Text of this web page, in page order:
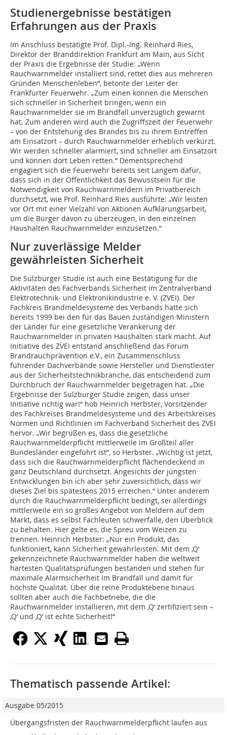
Studienergebnisse bestätigen
Erfahrungen aus der Praxis
Im Anschluss bestätigte Prof. Dipl.-Ing. Reinhard Ries,
Direktor der Branddirektion Frankfurt am Main, aus Sicht
der Praxis die Ergebnisse der Studie: „Wenn
Rauchwarnmelder installiert sind, rettet dies aus mehreren
Gründen Menschenleben“, betonte der Leiter der
Frankfurter Feuerwehr. „Zum einen können die Menschen
sich schneller in Sicherheit bringen, wenn ein
Rauchwarnmelder sie im Brandfall unverzüglich gewarnt
hat. Zum anderen wird auch die Zugriffszeit der Feuerwehr
– von der Entstehung des Brandes bis zu ihrem Eintreffen
am Einsatzort – durch Rauchwarnmelder erheblich verkürzt.
Wir werden schneller alarmiert, sind schneller am Einsatzort
und können dort Leben retten.“ Dementsprechend
engagiert sich die Feuerwehr bereits seit Langem dafür,
dass sich in der Öffentlichkeit das Bewusstsein für die
Notwendigkeit von Rauchwarnmeldern im Privatbereich
durchsetzt, wie Prof. Reinhard Ries ausführte: „Wir leisten
vor Ort mit einer Vielzahl von Aktionen Aufklärungsarbeit,
um die Bürger davon zu überzeugen, in den einzelnen
Haushalten Rauchwarnmelder einzusetzen.“
Nur zuverlässige Melder
gewährleisten Sicherheit
Die Sulzburger Studie ist auch eine Bestätigung für die
Aktivitäten des Fachverbands Sicherheit im Zentralverband
Elektrotechnik- und Elektronikindustrie e. V. (ZVEI). Der
Fachkreis Brandmeldesysteme des Verbands hatte sich
bereits 1999 bei den für das Bauen zuständigen Ministern
der Länder für eine gesetzliche Verankerung der
Rauchwarnmelder in privaten Haushalten stark macht. Auf
Initiative des ZVEI entstand anschließend das Forum
Brandrauchprävention e.V., ein Zusammenschluss
führender Dachverbände sowie Hersteller und Dienstleister
aus der Sicherheitstechnikbranche, das entscheidend zum
Durchbruch der Rauchwarnmelder beigetragen hat. „Die
Ergebnisse der Sulzburger Studie zeigen, dass unser
Initiative richtig war!“ hob Heinrich Herbster, Vorsitzender
des Fachkreises Brandmeldesysteme und des Arbeitskreises
Normen und Richtlinien im Fachverband Sicherheit des ZVEI
hervor. „Wir begrüßen es, dass die gesetzliche
Rauchwarnmelderpflicht mittlerweile im Großteil aller
Bundesländer eingeführt ist“, so Herbster. „Wichtig ist jetzt,
dass sich die Rauchwarnmelderpflicht flächendeckend in
ganz Deutschland durchsetzt. Angesichts der jüngsten
Entwicklungen bin ich aber sehr zuversichtlich, dass wir
dieses Ziel bis spätestens 2015 erreichen.“ Unter anderem
durch die Rauchwarnmelderpflicht bedingt, sei allerdings
mittlerweile ein so großes Angebot von Meldern auf dem
Markt, dass es selbst Fachleuten schwerfalle, den Überblick
zu behalten. Hier gelte es, die Spreu vom Weizen zu
trennen. Heinrich Herbster: „Nur ein Produkt, das
funktioniert, kann Sicherheit gewährleisten. Mit dem ‚Q‘
gekennzeichnete Rauchwarnmelder haben die weltweit
härtesten Qualitätsprüfungen bestanden und stehen für
maximale Alarmsicherheit im Brandfall und damit für
höchste Qualität. Über die reine Produktebene hinaus
sollten aber auch die Fachbetriebe, die die
Rauchwarnmelder installieren, mit dem ‚Q‘ zertifiziert sein –
‚Q‘ und ‚Q‘ ist echte Sicherheit!“
Thematisch passende Artikel:
Ausgabe 05/2015
Übergangsfristen der Rauchwarnmelderpflicht laufen aus